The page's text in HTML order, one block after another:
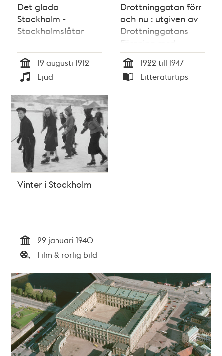
Det glada
Stockholm -
Stockholmslåtar
Tid
19 augusti 1912
Typ
Ljud
Drottninggatan förr
och nu : utgiven av
Drottninggatans
Förening med
anledning av dess
25-årsjubileum 1922-
1947 / redigerad av
Bengt G. Grafström
Tid
1922 till 1947
Typ
Litteraturtips
Vinter i Stockholm
Tid
29 januari 1940
Typ
Film & rörlig bild